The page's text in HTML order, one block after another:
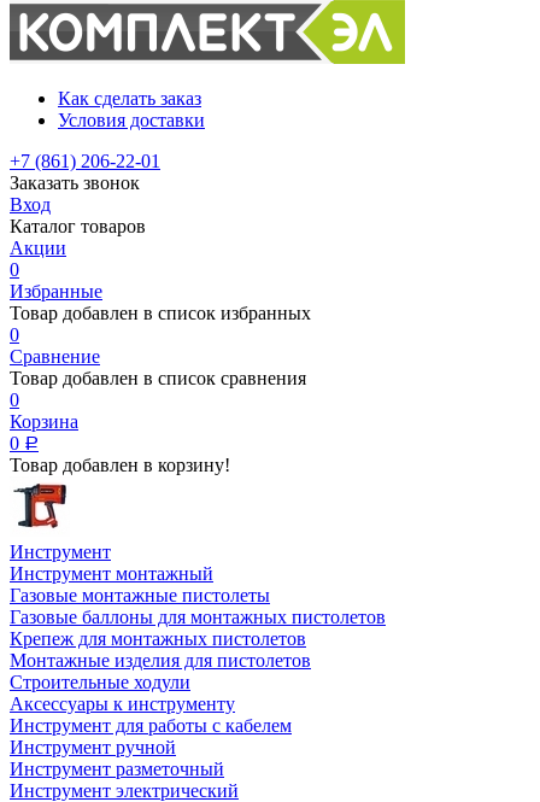
Как сделать заказ
Условия доставки
+7 (861) 206-22-01
Заказать звонок
Вход
Каталог товаров
Акции
0
Избранные
Товар добавлен в список избранных
0
Сравнение
Товар добавлен в список сравнения
0
Корзина
0 Р
Товар добавлен в корзину!
Инструмент
Инструмент монтажный
Газовые монтажные пистолеты
Газовые баллоны для монтажных пистолетов
Крепеж для монтажных пистолетов
Монтажные изделия для пистолетов
Строительные ходули
Аксессуары к инструменту
Инструмент для работы с кабелем
Инструмент ручной
Инструмент разметочный
Инструмент электрический